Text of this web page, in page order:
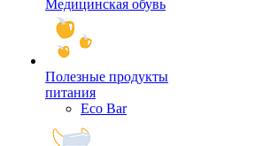
Медицинская обувь
Полезные продукты
питания
Eco Bar